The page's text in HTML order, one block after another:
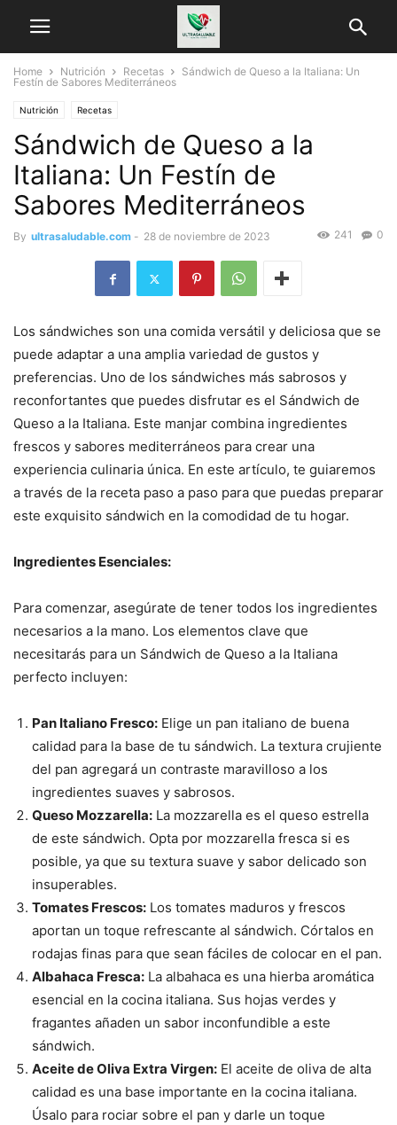
Home Nutrición Recetas
Sándwich de Queso a la Italiana: Un
Festín de Sabores Mediterráneos
Nutrición Recetas
Sándwich de Queso a la
Italiana: Un Festín de
Sabores Mediterráneos
By ultrasaludable.com - 28 de noviembre de 2023 0
241
Los sándwiches son una comida versátil y deliciosa que se
puede adaptar a una amplia variedad de gustos y
preferencias. Uno de los sándwiches más sabrosos y
reconfortantes que puedes disfrutar es el Sándwich de
Queso a la Italiana. Este manjar combina ingredientes
frescos y sabores mediterráneos para crear una
experiencia culinaria única. En este artículo, te guiaremos
a través de la receta paso a paso para que puedas preparar
este exquisito sándwich en la comodidad de tu hogar.
Ingredientes Esenciales:
Para comenzar, asegúrate de tener todos los ingredientes
necesarios a la mano. Los elementos clave que
necesitarás para un Sándwich de Queso a la Italiana
perfecto incluyen:
Pan Italiano Fresco: Elige un pan italiano de buena
calidad para la base de tu sándwich. La textura crujiente
del pan agregará un contraste maravilloso a los
ingredientes suaves y sabrosos.
Queso Mozzarella: La mozzarella es el queso estrella
de este sándwich. Opta por mozzarella fresca si es
posible, ya que su textura suave y sabor delicado son
insuperables.
Tomates Frescos: Los tomates maduros y frescos
aportan un toque refrescante al sándwich. Córtalos en
rodajas finas para que sean fáciles de colocar en el pan.
Albahaca Fresca: La albahaca es una hierba aromática
esencial en la cocina italiana. Sus hojas verdes y
fragantes añaden un sabor inconfundible a este
sándwich.
Aceite de Oliva Extra Virgen: El aceite de oliva de alta
calidad es una base importante en la cocina italiana.
Úsalo para rociar sobre el pan y darle un toque